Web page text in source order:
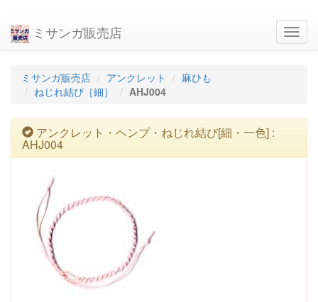
ミサンガ販売店
ミサンガ販売店 アンクレット
麻ひも
ねじれ結び［細］
AHJ004
アンクレット・ヘンプ・ねじれ結び[細・一色] :
AHJ004